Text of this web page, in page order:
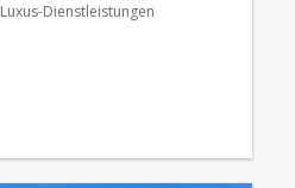
Luxus-Dienstleistungen